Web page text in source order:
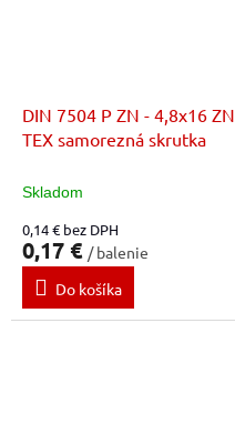
DIN 7504 P ZN - 4,8x16 ZN
TEX samorezná skrutka
Skladom
0,14 € bez DPH
0,17 € / balenie
Do košíka